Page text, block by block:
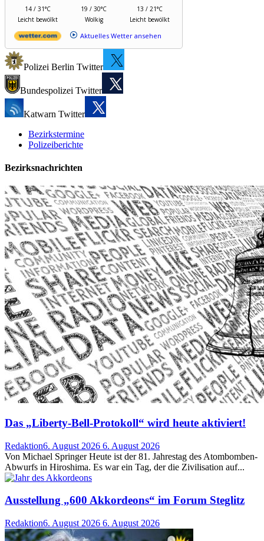
14 / 31°C
Leicht bewölkt
19 / 30°C
Wolkig
13 / 21°C
Leicht bewölkt
Aktuelles Wetter ansehen
Polizei Berlin Twitter
Bundespolizei Twitter
Katwarn Twitter
Bezirkstermine
Polizeiberichte
Bezirksnachrichten
Das „Liberty-Bell-Protokoll“ wird heute aktiviert!
Redaktion6. August 2026 6. August 2026
Von Michael Springer Heute ist der 81. Jahrestag des Atombomben-
Abwurfs in Hiroshima. Es war ein Tag, der die Zivilisation auf...
Ausstellung „600 Akkordeons“ im Forum Steglitz
Redaktion6. August 2026 6. August 2026